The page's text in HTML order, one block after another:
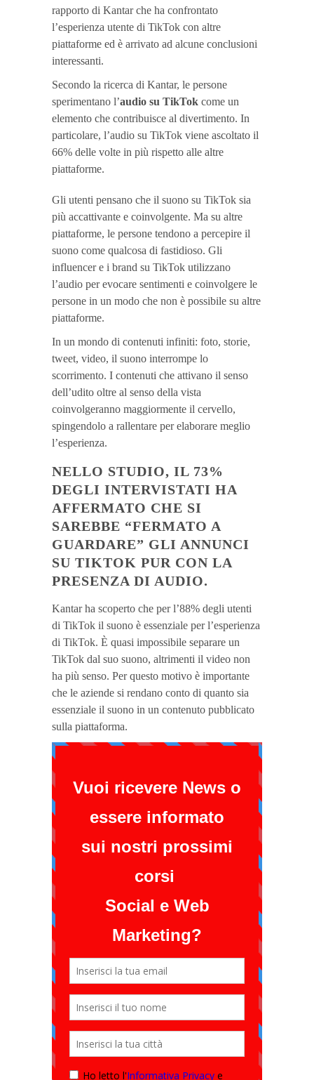
rapporto di Kantar che ha confrontato
l’esperienza utente di TikTok con altre
piattaforme ed è arrivato ad alcune conclusioni
interessanti.
Secondo la ricerca di Kantar, le persone
sperimentano l’audio su TikTok come un
elemento che contribuisce al divertimento. In
particolare, l’audio su TikTok viene ascoltato il
66% delle volte in più rispetto alle altre
piattaforme.
Gli utenti pensano che il suono su TikTok sia
più accattivante e coinvolgente. Ma su altre
piattaforme, le persone tendono a percepire il
suono come qualcosa di fastidioso. Gli
influencer e i brand su TikTok utilizzano
l’audio per evocare sentimenti e coinvolgere le
persone in un modo che non è possibile su altre
piattaforme.
In un mondo di contenuti infiniti: foto, storie,
tweet, video, il suono interrompe lo
scorrimento. I contenuti che attivano il senso
dell’udito oltre al senso della vista
coinvolgeranno maggiormente il cervello,
spingendolo a rallentare per elaborare meglio
l’esperienza.
NELLO STUDIO, IL 73%
DEGLI INTERVISTATI HA
AFFERMATO CHE SI
SAREBBE “FERMATO A
GUARDARE” GLI ANNUNCI
SU TIKTOK PUR CON LA
PRESENZA DI AUDIO.
Kantar ha scoperto che per l’88% degli utenti
di TikTok il suono è essenziale per l’esperienza
di TikTok. È quasi impossibile separare un
TikTok dal suo suono, altrimenti il ​​video non
ha più senso. Per questo motivo è importante
che le aziende si rendano conto di quanto sia
essenziale il suono in un contenuto pubblicato
sulla piattaforma.